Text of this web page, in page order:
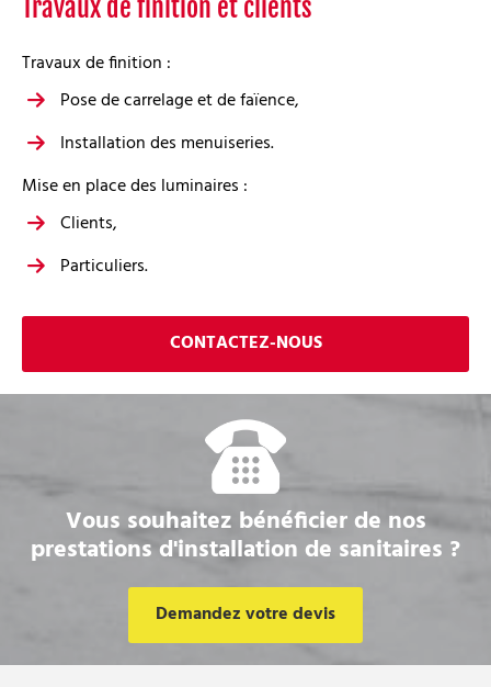
Travaux de finition et clients
Travaux de finition :
Pose de carrelage et de faïence,
Installation des menuiseries.
Mise en place des luminaires :
Clients,
Particuliers.
CONTACTEZ-NOUS
Vous souhaitez bénéficier de nos
prestations d'installation de sanitaires ?
Demandez votre devis